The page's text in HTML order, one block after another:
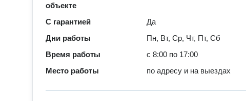
объекте
С гарантией
Да
Дни работы
Пн, Вт, Ср, Чт, Пт, Сб
Время работы
с 8:00 по 17:00
Место работы
по адресу и на выездах